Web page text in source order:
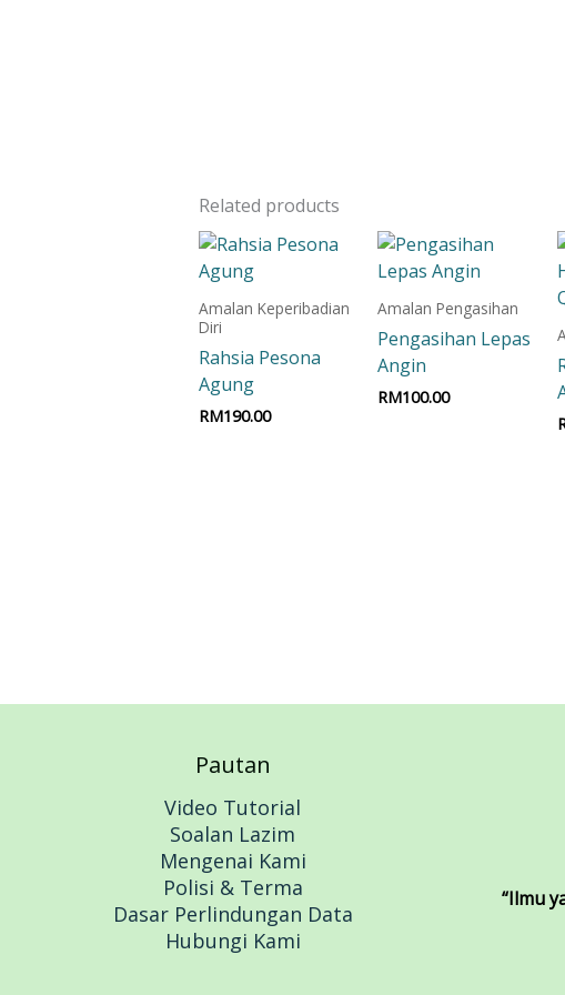
Related products
Amalan Keperibadian
Diri
Rahsia Pesona
Agung
RM190.00
Amalan Pengasihan
Pengasihan Lepas
Angin
RM100.00
Pautan
Video Tutorial
Soalan Lazim
Mengenai Kami
Polisi & Terma
Dasar Perlindungan Data
Hubungi Kami
“Ilmu